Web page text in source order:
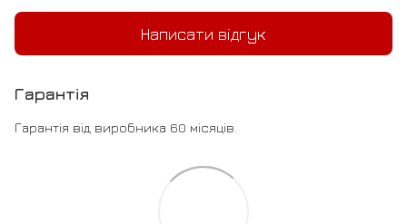
Написати відгук
Гарантія
Гарантія від виробника 60 місяців.